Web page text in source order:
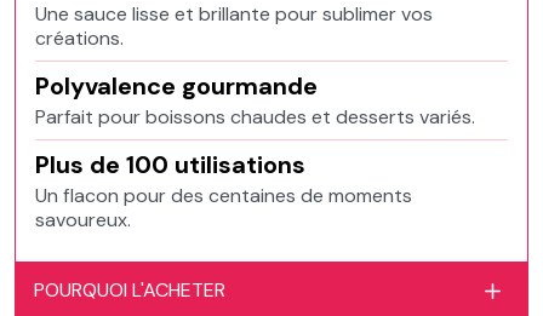
Une sauce lisse et brillante pour sublimer vos
créations.
Polyvalence gourmande
Parfait pour boissons chaudes et desserts variés.
Plus de 100 utilisations
Un flacon pour des centaines de moments
savoureux.
POURQUOI L'ACHETER